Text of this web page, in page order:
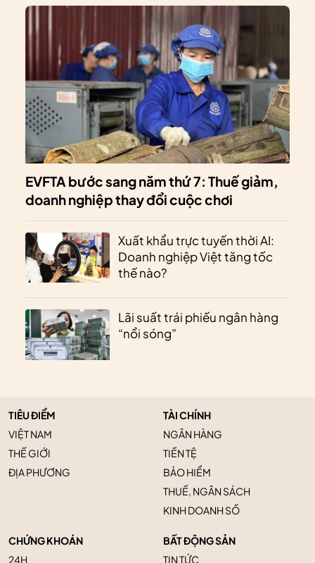
EVFTA bước sang năm thứ 7: Thuế giảm,
doanh nghiệp thay đổi cuộc chơi
Xuất khẩu trực tuyến thời AI:
Doanh nghiệp Việt tăng tốc
thế nào?
Lãi suất trái phiếu ngân hàng
“nổi sóng”
TIÊU ĐIỂM
VIỆT NAM
THẾ GIỚI
ĐỊA PHƯƠNG
TÀI CHÍNH
NGÂN HÀNG
TIỀN TỆ
BẢO HIỂM
THUẾ, NGÂN SÁCH
KINH DOANH SỐ
CHỨNG KHOÁN
24H
BẤT ĐỘNG SẢN
TIN TỨC